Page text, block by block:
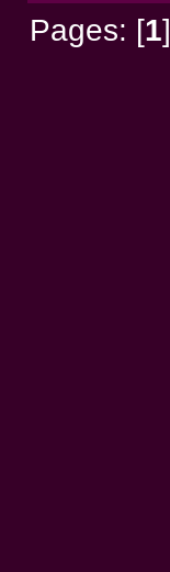
Pages: [1]